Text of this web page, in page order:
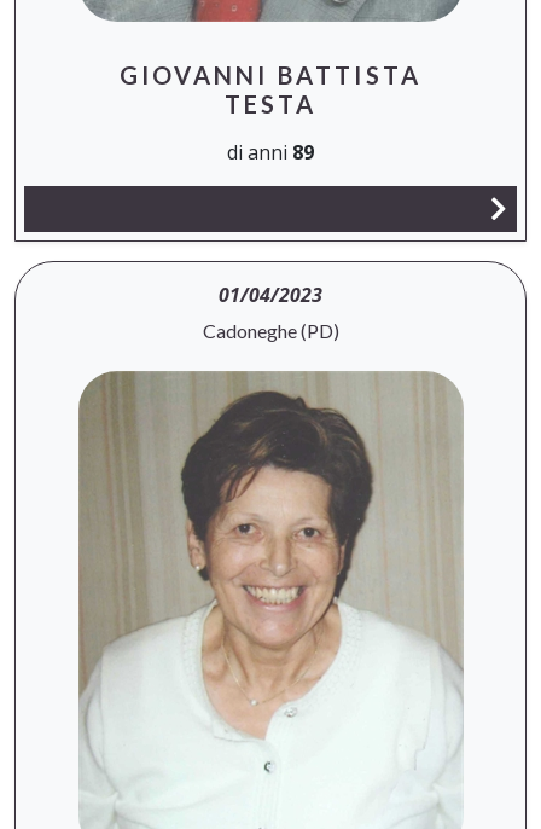
GIOVANNI BATTISTA
TESTA
di anni 89
01/04/2023
Cadoneghe (PD)